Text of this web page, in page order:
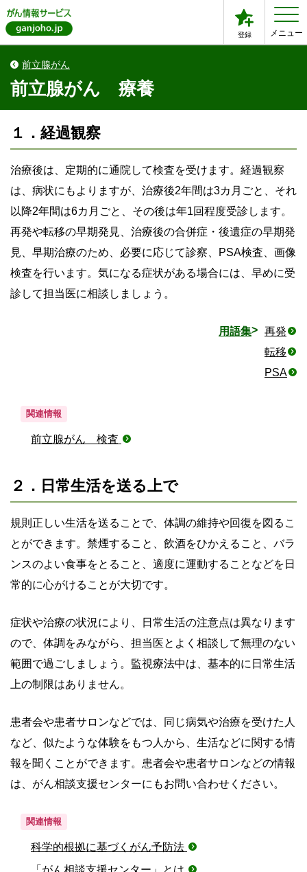
登録 メニュー
前立腺がん
前立腺がん 療養
１．経過観察
治療後は、定期的に通院して検査を受けます。経過観察
は、病状にもよりますが、治療後2年間は3カ月ごと、それ
以降2年間は6カ月ごと、その後は年1回程度受診します。
再発や転移の早期発見、治療後の合併症・後遺症の早期発
見、早期治療のため、必要に応じて診察、PSA検査、画像
検査を行います。気になる症状がある場合には、早めに受
診して担当医に相談しましょう。
用語集
再発
転移
PSA
関連情報
前立腺がん 検査
２．日常生活を送る上で
規則正しい生活を送ることで、体調の維持や回復を図るこ
とができます。禁煙すること、飲酒をひかえること、バラ
ンスのよい食事をとること、適度に運動することなどを日
常的に心がけることが大切です。
症状や治療の状況により、日常生活の注意点は異なります
ので、体調をみながら、担当医とよく相談して無理のない
範囲で過ごしましょう。監視療法中は、基本的に日常生活
上の制限はありません。
患者会や患者サロンなどでは、同じ病気や治療を受けた人
など、似たような体験をもつ人から、生活などに関する情
報を聞くことができます。患者会や患者サロンなどの情報
は、がん相談支援センターにもお問い合わせください。
関連情報
科学的根拠に基づくがん予防法
「がん相談支援センター」とは